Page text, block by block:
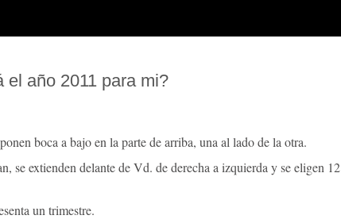
el año 2011 para mi?
boca a bajo en la parte de arriba, una al lado de la otra.
se extienden delante de Vd. de derecha a izquierda y se eligen 12
un trimestre.